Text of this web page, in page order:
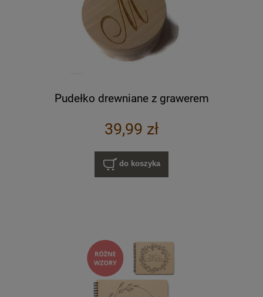
Pudełko drewniane z grawerem
39,99 zł
do koszyka